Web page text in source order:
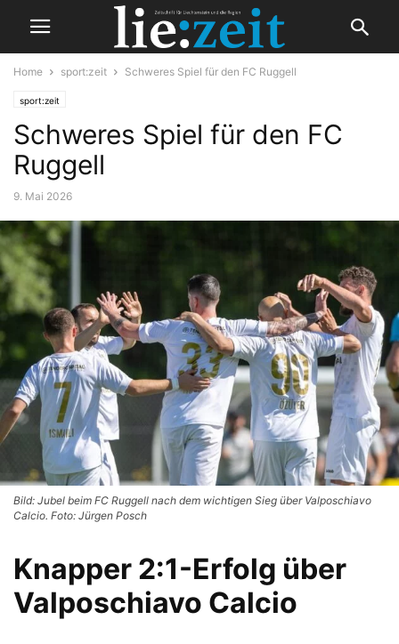
Home sport:zeit Schweres Spiel für den FC Ruggell
sport:zeit
Schweres Spiel für den FC
Ruggell
9. Mai 2026
Bild: Jubel beim FC Ruggell nach dem wichtigen Sieg über Valposchiavo
Calcio. Foto: Jürgen Posch
Knapper 2:1-Erfolg über
Valposchiavo Calcio